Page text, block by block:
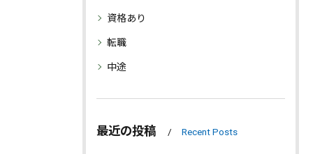
資格あり
転職
中途
最近の投稿 Recent Posts